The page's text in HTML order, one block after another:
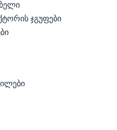
ჯგუფები